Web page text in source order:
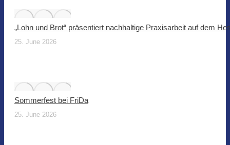
„Lohn und Brot“ präsentiert nachhaltige Praxisarbeit auf dem
25. June 2026
Sommerfest bei FriDa
25. June 2026